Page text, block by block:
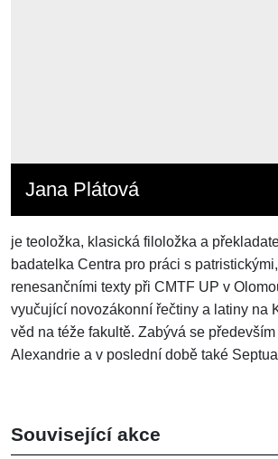
Jana Plátová
je teoložka, klasická filoložka a
badatelka Centra pro práci s
renesančními texty při CMTF UP v
vyučující novozákonní řečtiny a latiny na
věd na téže fakultě. Zabývá se
Alexandrie a v poslední době také
Související akce